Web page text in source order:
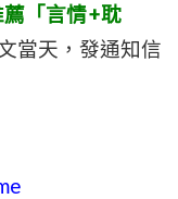
「言情+耽
當天，發通知信